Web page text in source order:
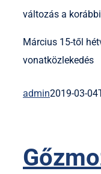
változás a
Március 15-től
vonatközlekedés
admin2019-03-